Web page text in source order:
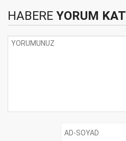
HABERE YORUM KAT